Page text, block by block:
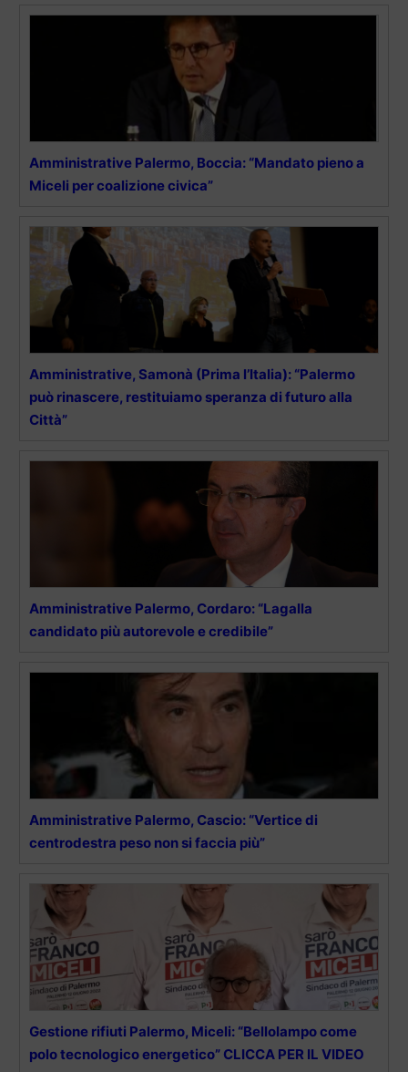
Amministrative Palermo, Boccia: “Mandato pieno a
Miceli per coalizione civica”
Amministrative, Samonà (Prima l’Italia): “Palermo
può rinascere, restituiamo speranza di futuro alla
Città”
Amministrative Palermo, Cordaro: “Lagalla
candidato più autorevole e credibile”
Amministrative Palermo, Cascio: “Vertice di
centrodestra peso non si faccia più”
Gestione rifiuti Palermo, Miceli: “Bellolampo come
polo tecnologico energetico” CLICCA PER IL VIDEO